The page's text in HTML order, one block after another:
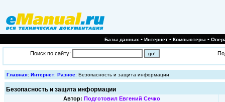
Базы данных•Интернет•Компьютеры•
Поиск по сайту:
Главная: Интернет: Разное: Безопасность и защита информации
Безопасность и защита информации
Автор: Подготовил Евгений Сечко